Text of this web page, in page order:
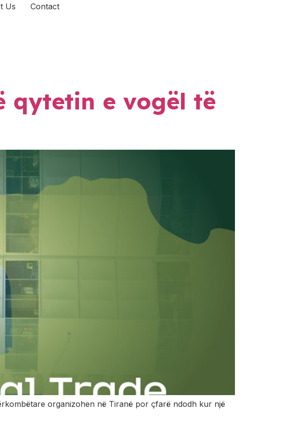
Us Contact
qytetin e vogël të
organizohen në Tiranë por çfarë ndodh kur një